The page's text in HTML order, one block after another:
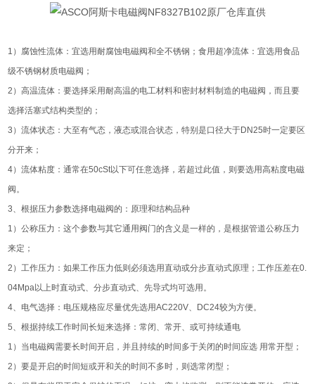
1）腐蚀性流体：宜选用耐腐蚀电磁阀和全不锈钢；食用超净流体：宜选用食品
级不锈钢材质电磁阀；
2）高温流体：要选择采用耐高温的电工材料和密封材料制造的电磁阀，而且要
选择活塞式结构类型的；
3）流体状态：大至有气态，液态或混合状态，特别是口径大于DN25时一定要区
分开来；
4）流体粘度：通常在50cSt以下可任意选择，若超过此值，则要选用高粘度电磁
阀。
3、根据压力参数选择电磁阀的：原理和结构品种
1）公称压力：这个参数与其它通用阀门的含义是一样的，是根据管道公称压力
来定；
2）工作压力：如果工作压力低则必须选用直动或分步直动式原理；工作压差在0.
04Mpa以上时直动式、分步直动式、先导式均可选用。
4、电气选择：电压规格应尽量优先选用AC220V、DC24较为方便。
5、根据持续工作时间长短来选择：常闭、常开、或可持续通电
1）当电磁阀需要长时间开启，并且持续的时间多于关闭的时间应选 用常开型；
2）要是开启的时间短或开和关的时间不多时，则选常闭型；